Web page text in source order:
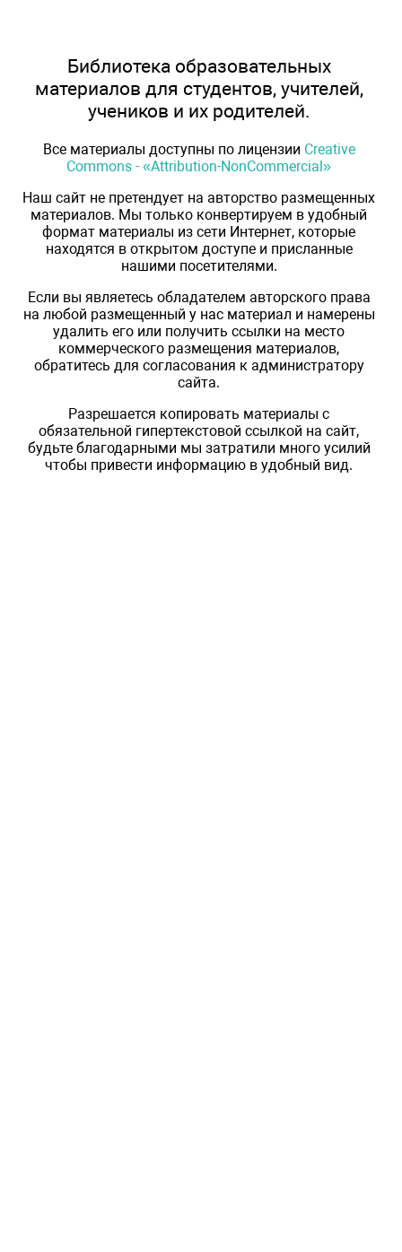
Библиотека образовательных
материалов для студентов, учителей,
учеников и их родителей.
Все материалы доступны по лицензии Creative
Commons - «Attribution-NonCommercial»
Наш сайт не претендует на авторство размещенных
материалов. Мы только конвертируем в удобный
формат материалы из сети Интернет, которые
находятся в открытом доступе и присланные
нашими посетителями.
Если вы являетесь обладателем авторского права
на любой размещенный у нас материал и намерены
удалить его или получить ссылки на место
коммерческого размещения материалов,
обратитесь для согласования к администратору
сайта.
Разрешается копировать материалы с
обязательной гипертекстовой ссылкой на сайт,
будьте благодарными мы затратили много усилий
чтобы привести информацию в удобный вид.